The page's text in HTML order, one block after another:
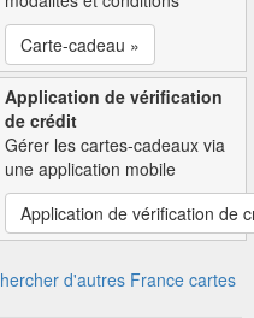
Carte-cadeau »
Application de vérification
de crédit
Gérer les cartes-cadeaux via
une application mobile
Application de vérification de
d'autres France cartes